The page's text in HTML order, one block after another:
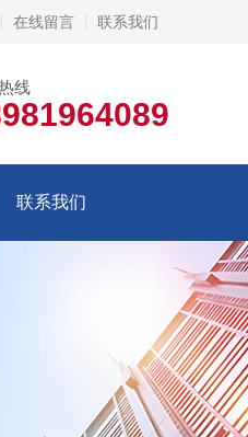
在线留言 联系我们
线
联系我们